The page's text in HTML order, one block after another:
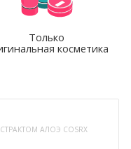
Только
косметика
АЛОЭ COSRX